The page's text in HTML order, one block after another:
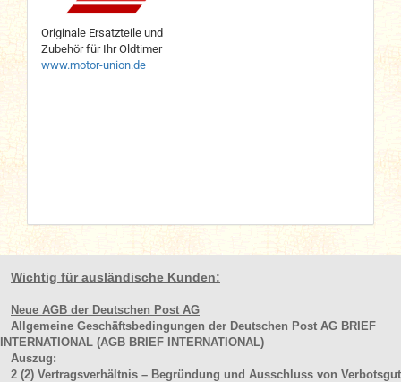
Originale Ersatzteile und
Zubehör für Ihr Oldtimer
www.motor-union.de
Wichtig für ausländische Kunden:
Neue AGB der Deutschen Post AG
Allgemeine Geschäftsbedingungen der Deutschen Post AG BRIEF
INTERNATIONAL (AGB BRIEF INTERNATIONAL)
Auszug:
2 (2) Vertragsverhältnis – Begründung und Ausschluss von Verbotsgut